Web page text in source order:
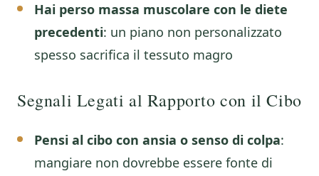
Hai perso massa muscolare con le diete
precedenti: un piano non personalizzato
spesso sacrifica il tessuto magro
Segnali Legati al Rapporto con il Cibo
Pensi al cibo con ansia o senso di colpa:
mangiare non dovrebbe essere fonte di